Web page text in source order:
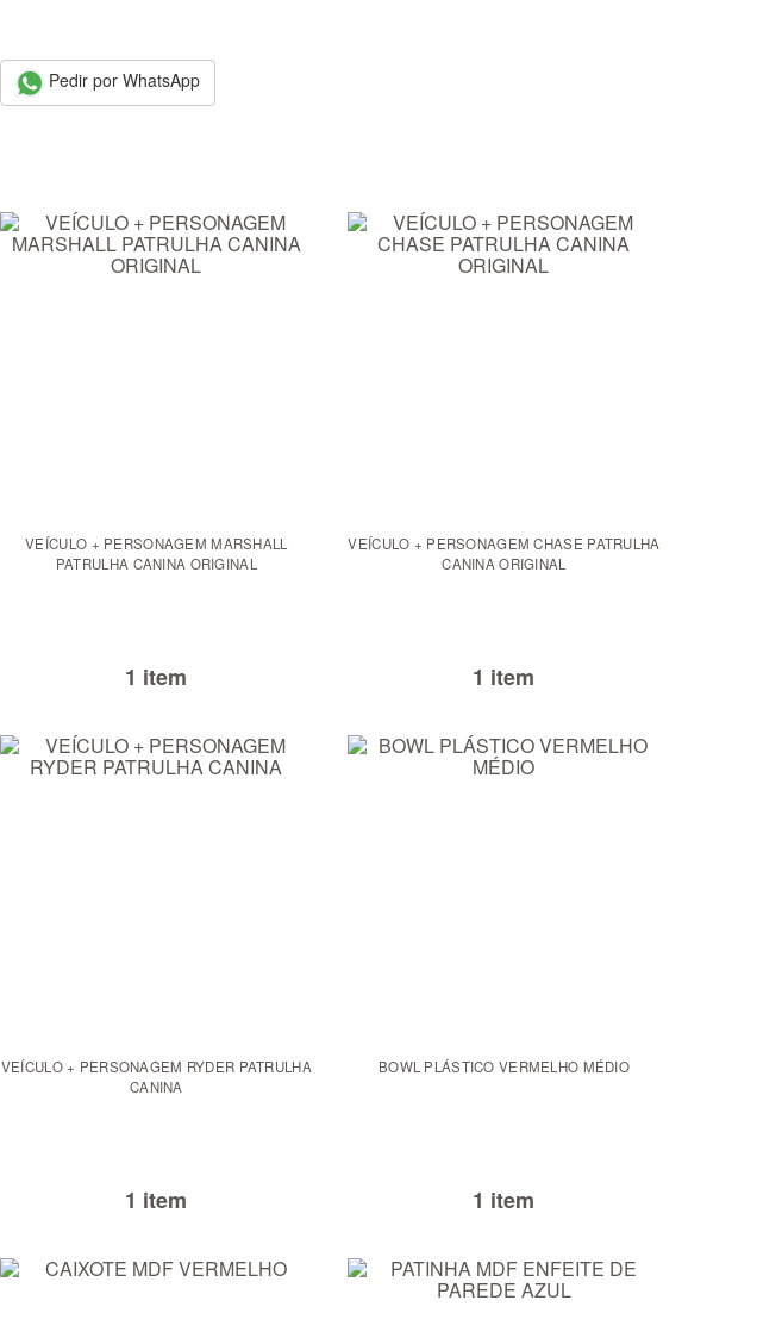
Pedir por WhatsApp
VEÍCULO + PERSONAGEM MARSHALL
PATRULHA CANINA ORIGINAL
1 item
VEÍCULO + PERSONAGEM CHASE PATRULHA
CANINA ORIGINAL
1 item
VEÍCULO + PERSONAGEM RYDER PATRULHA
CANINA
1 item
BOWL PLÁSTICO VERMELHO MÉDIO
1 item